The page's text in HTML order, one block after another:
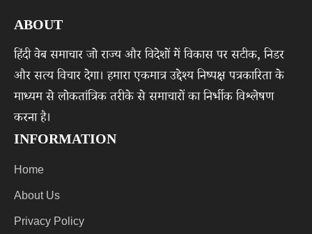
ABOUT
हिंदी वेब समाचार जो राज्य और विदेशों में विकास पर सटीक, निडर
और सत्य विचार देगा। हमारा एकमात्र उद्देश्य निष्पक्ष पत्रकारिता के
माध्यम से लोकतांत्रिक तरीके से समाचारों का निर्भीक विश्लेषण
करना है।
INFORMATION
Home
About Us
Privacy Policy